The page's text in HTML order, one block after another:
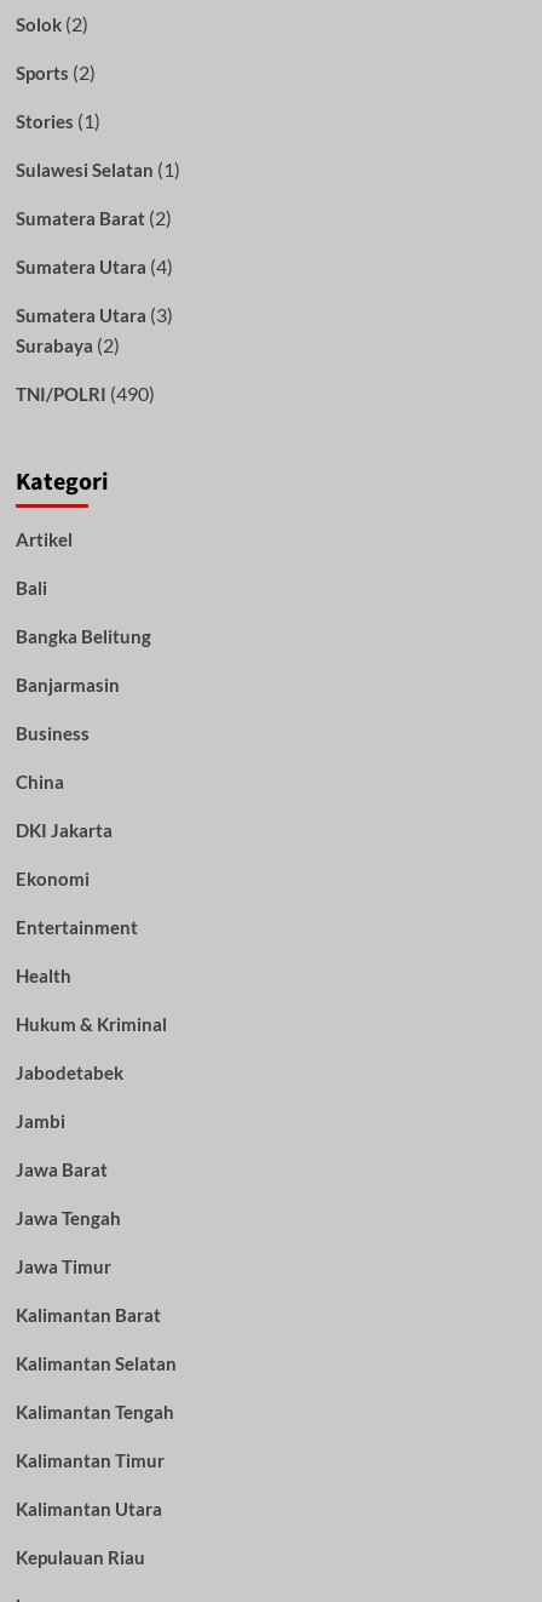
Solok(2)
Sports (2)
Stories (1)
Sulawesi Selatan (1)
Sumatera Barat(2)
Sumatera Utara (4)
Sumatera Utara (3)
Surabaya (2)
TNI/POLRI (490)
Kategori
Artikel
Bali
Bangka Belitung
Banjarmasin
Business
China
DKI Jakarta
Ekonomi
Entertainment
Health
Hukum & Kriminal
Jabodetabek
Jambi
Jawa Barat
Jawa Tengah
Jawa Timur
Kalimantan Barat
Kalimantan Selatan
Kalimantan Tengah
Kalimantan Timur
Kalimantan Utara
Kepulauan Riau